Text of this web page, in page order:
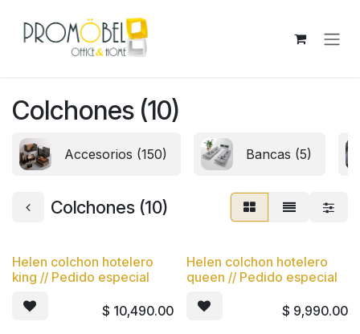
Colchones (10)
Accesorios (150) Bancas (5)
Colchones (10)
Helen colchon hotelero
king // Pedido especial
$ 10,490.00
Helen colchon hotelero
queen // Pedido especial
$ 9,990.00